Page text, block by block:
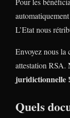
L’Etat nous
Envoyez nous la
attestation RSA.
juridictionnelle !
Quels